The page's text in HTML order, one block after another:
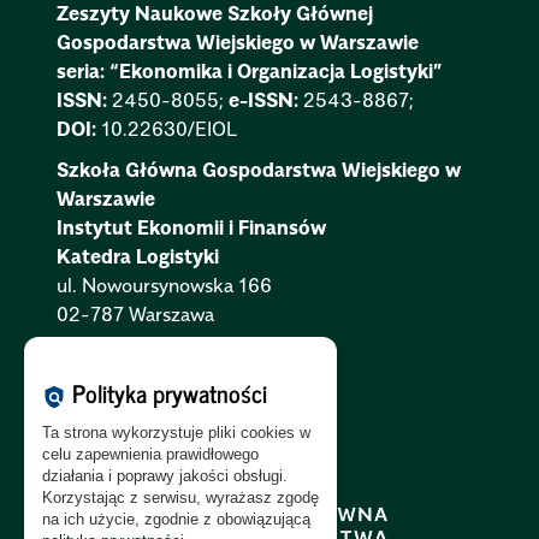
Zeszyty Naukowe Szkoły Głównej
Gospodarstwa Wiejskiego w Warszawie
seria: “Ekonomika i Organizacja Logistyki”
ISSN: 2450-8055; e-ISSN: 2543-8867;
DOI: 10.22630/EIOL
Szkoła Główna Gospodarstwa Wiejskiego w
Warszawie
Instytut Ekonomii i Finansów
Katedra Logistyki
ul. Nowoursynowska 166
02-787 Warszawa
Polityka Prywatności:PL
Polityka RODO:PL|EN
policy Polityka prywatności
Ta strona wykorzystuje pliki cookies w
celu zapewnienia prawidłowego
działania i poprawy jakości obsługi.
Korzystając z serwisu, wyrażasz zgodę
na ich użycie, zgodnie z obowiązującą